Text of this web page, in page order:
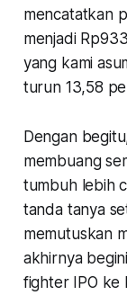
mencatatkan
menjadi
yang kami
turun 13,58
Dengan
membuang
tumbuh lebih
tanda tanya
memutuskan
akhirnya
fighter IPO ke